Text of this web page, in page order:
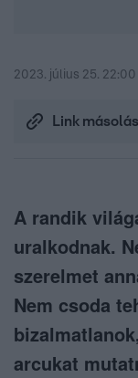
2023. július 25. 22:00
Link
A randik
uralkodnak.
szerelmet
Nem csoda
arcukat